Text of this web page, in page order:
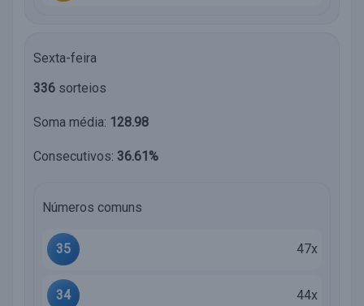
Sexta-feira
336 sorteios
Soma média: 128.98
Consecutivos: 36.61%
Números comuns
35 47x
34 44x